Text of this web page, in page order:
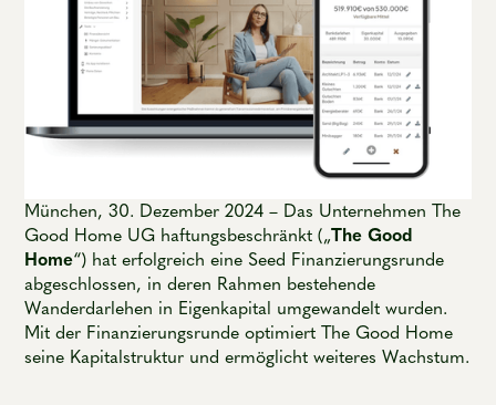
München, 30. Dezember 2024 – Das Unternehmen The
Good Home UG haftungsbeschränkt („The Good
Home“) hat erfolgreich eine Seed Finanzierungsrunde
abgeschlossen, in deren Rahmen bestehende
Wanderdarlehen in Eigenkapital umgewandelt wurden.
Mit der Finanzierungsrunde optimiert The Good Home
seine Kapitalstruktur und ermöglicht weiteres Wachstum.